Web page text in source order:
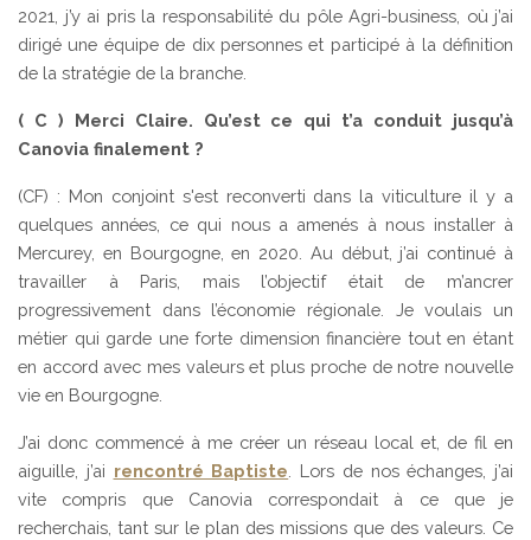
2021, j’y ai pris la responsabilité du pôle Agri-business, où j’ai
dirigé une équipe de dix personnes et participé à la définition
de la stratégie de la branche.
( C ) Merci Claire. Qu’est ce qui t’a conduit jusqu’à
Canovia finalement ?
(CF) : Mon conjoint s'est reconverti dans la viticulture il y a
quelques années, ce qui nous a amenés à nous installer à
Mercurey, en Bourgogne, en 2020. Au début, j’ai continué à
travailler à Paris, mais l’objectif était de m’ancrer
progressivement dans l’économie régionale. Je voulais un
métier qui garde une forte dimension financière tout en étant
en accord avec mes valeurs et plus proche de notre nouvelle
vie en Bourgogne.
J’ai donc commencé à me créer un réseau local et, de fil en
aiguille, j’ai rencontré Baptiste . Lors de nos échanges, j’ai
vite compris que Canovia correspondait à ce que je
recherchais, tant sur le plan des missions que des valeurs. Ce